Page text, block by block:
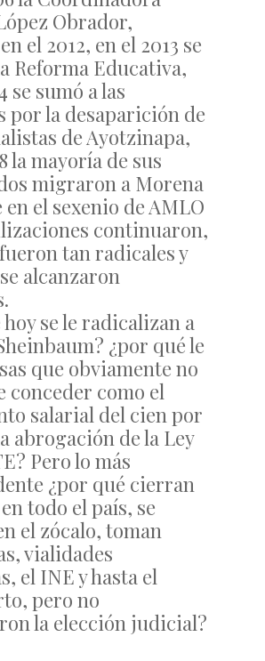
Obrador,
el 2012, en el 2013 se
Reforma Educativa,
se sumó a las
por la desaparición de
de Ayotzinapa,
la mayoría de sus
migraron a Morena
en el sexenio de AMLO
continuaron,
tan radicales y
alcanzaron
hoy se le radicalizan a
¿por qué le
que obviamente no
conceder como el
salarial del cien por
abrogación de la Ley
Pero lo más
¿por qué cierran
todo el país, se
el zócalo, toman
vialidades
el INE y hasta el
pero no
la elección judicial?